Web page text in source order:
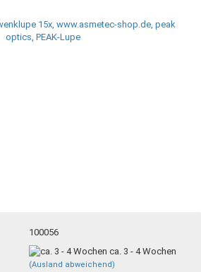
100056
ca. 3 - 4 Wochen
(Ausland abweichend)